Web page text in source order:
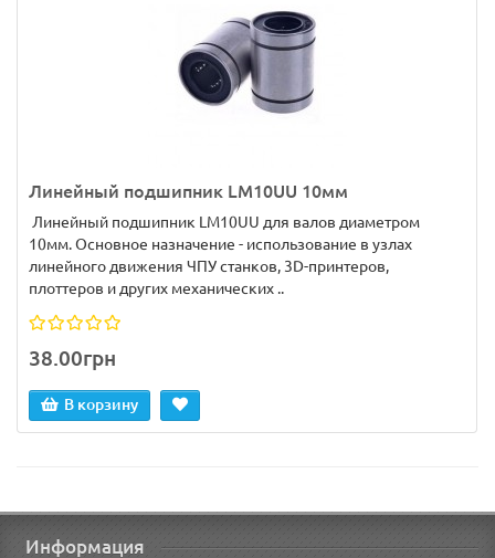
Линейный подшипник LM10UU 10мм
Линейный подшипник LM10UU для валов диаметром
10мм. Основное назначение - использование в узлах
линейного движения ЧПУ станков, 3D-принтеров,
плоттеров и других механических ..
38.00грн
В корзину
Информация